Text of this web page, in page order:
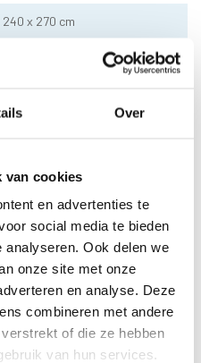
Over
van cookies
en advertenties te
social media te bieden
Ook delen we
onze site met onze
en analyse. Deze
combineren met andere
of die ze hebben
van hun services.
240 x 270 cm
10 x 10 cm - 1 stuks incl.
7 x 7 cm - 2 stuks
EPDM uit 1 stuk geleverd incl.
tot aan maaiveld - 10 jaar
garantie
Alle bevestigingsmaterialen
zijn inbegrepen
Gratis thuisbezorgd - In
Nederland